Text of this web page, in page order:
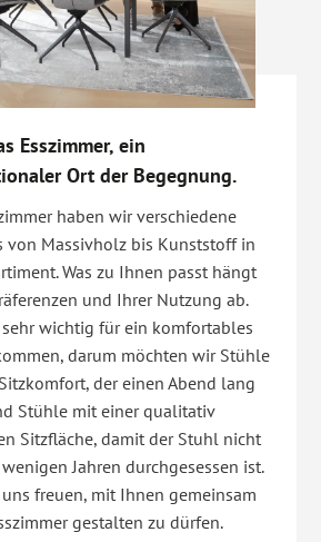
Esszimmer, ein
Ort der Begegnung.
haben wir verschiedene
von Massivholz bis Kunststoff in
Was zu Ihnen passt hängt
und Ihrer Nutzung ab.
wichtig für ein komfortables
darum möchten wir Stühle
der einen Abend lang
Stühle mit einer qualitativ
Sitzfläche, damit der Stuhl nicht
Jahren durchgesessen ist.
freuen, mit Ihnen gemeinsam
gestalten zu dürfen.